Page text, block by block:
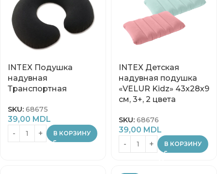
INTEX Подушка
надувная
Транспортная
SKU: 68675
39,00 MDL
В КОРЗИНУ
INTEX Детская
надувная подушка
«VELUR Kidz» 43х28х9
см, 3+, 2 цвета
SKU: 68676
39,00 MDL
В КОРЗИНУ